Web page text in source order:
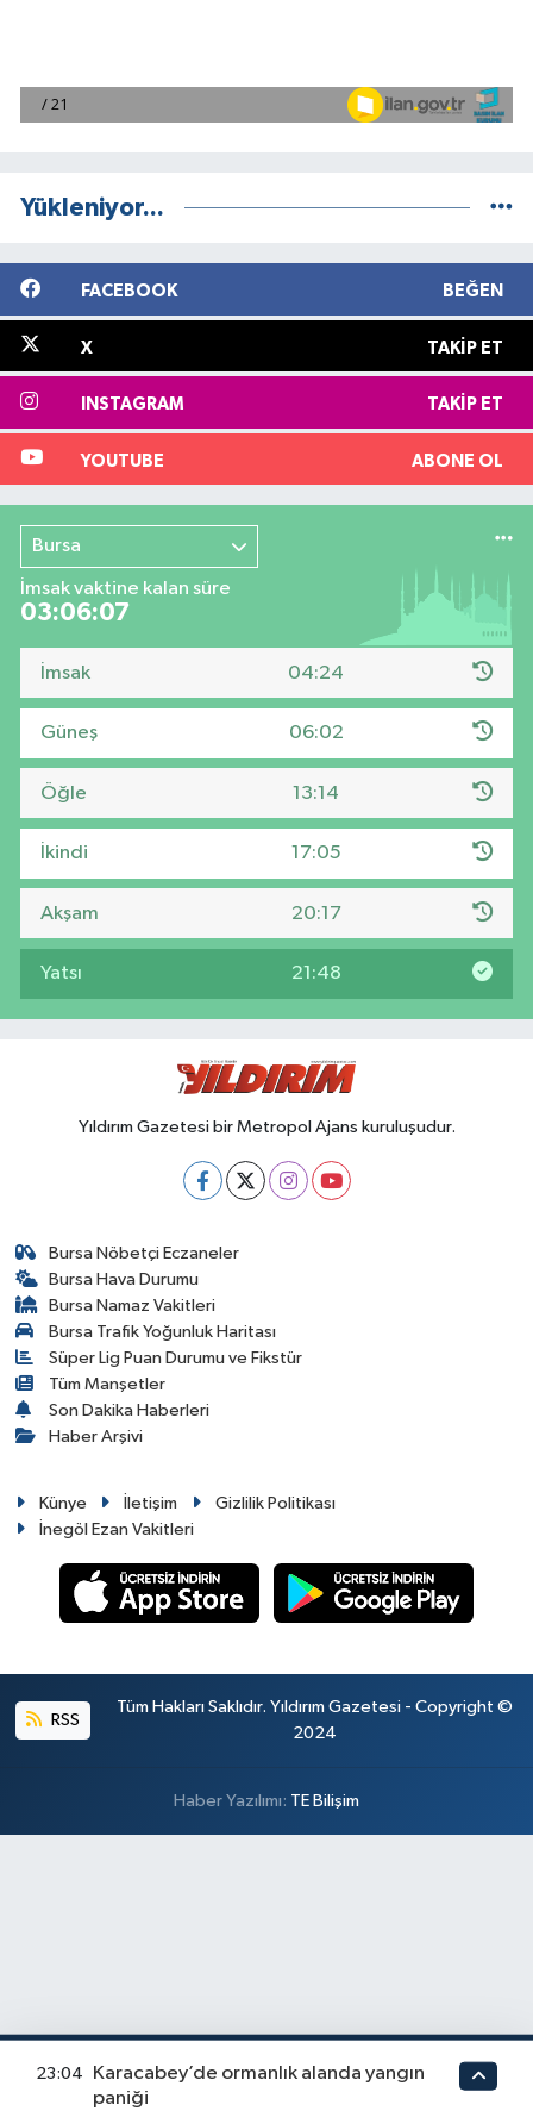
Yükleniyor...
FACEBOOK BEĞEN
X TAKIP ET
INSTAGRAM TAKIP ET
YOUTUBE ABONE OL
Bursa
İmsak vaktine kalan süre
03:06:06
İmsak 04:24
Güneş 06:02
Öğle 13:14
İkindi 17:05
Akşam 20:17
Yatsı 21:48
Yıldırım Gazetesi bir Metropol Ajans kuruluşudur.
Bursa Nöbetçi Eczaneler
Bursa Hava Durumu
Bursa Namaz Vakitleri
Bursa Trafik Yoğunluk Haritası
Süper Lig Puan Durumu ve Fikstür
Tüm Manşetler
Son Dakika Haberleri
Haber Arşivi
Künye İletişim
Gizlilik Politikası
İnegöl Ezan Vakitleri
RSS
Tüm Hakları Saklıdır. Yıldırım Gazetesi - Copyright ©
2024
Haber Yazılımı: TE Bilişim
23:04
Karacabey’de ormanlık alanda yangın
paniği